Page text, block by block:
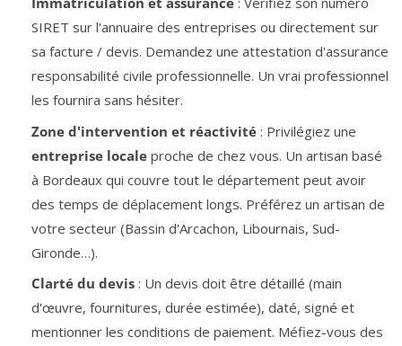
SIRET sur l'annuaire des entreprises ou directement sur
sa facture / devis. Demandez une attestation d'assurance
responsabilité civile professionnelle. Un vrai professionnel
les fournira sans hésiter.
Zone d'intervention et réactivité: Privilégiez une
entreprise localeproche de chez vous. Un artisan basé
à Bordeaux qui couvre tout le département peut avoir
des temps de déplacement longs. Préférez un artisan de
votre secteur (Bassin d'Arcachon, Libournais, Sud-
Gironde…).
Clarté du devis: Un devis doit être détaillé (main
d'œuvre, fournitures, durée estimée), daté, signé et
mentionner les conditions de paiement. Méfiez-vous des